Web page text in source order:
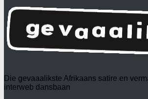
Die gevaaalikste Afrikaans satire en
interweb dansbaan